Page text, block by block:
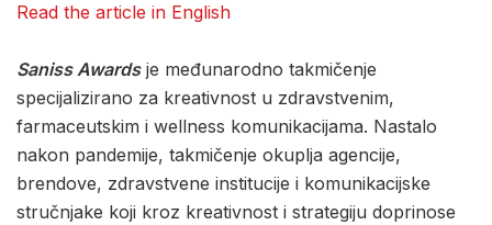
Read the article in English
Saniss Awardsje međunarodno takmičenje
specijalizirano za kreativnost u zdravstvenim,
farmaceutskim i wellness komunikacijama. Nastalo
nakon pandemije, takmičenje okuplja agencije,
brendove, zdravstvene institucije i komunikacijske
stručnjake koji kroz kreativnost i strategiju doprinose